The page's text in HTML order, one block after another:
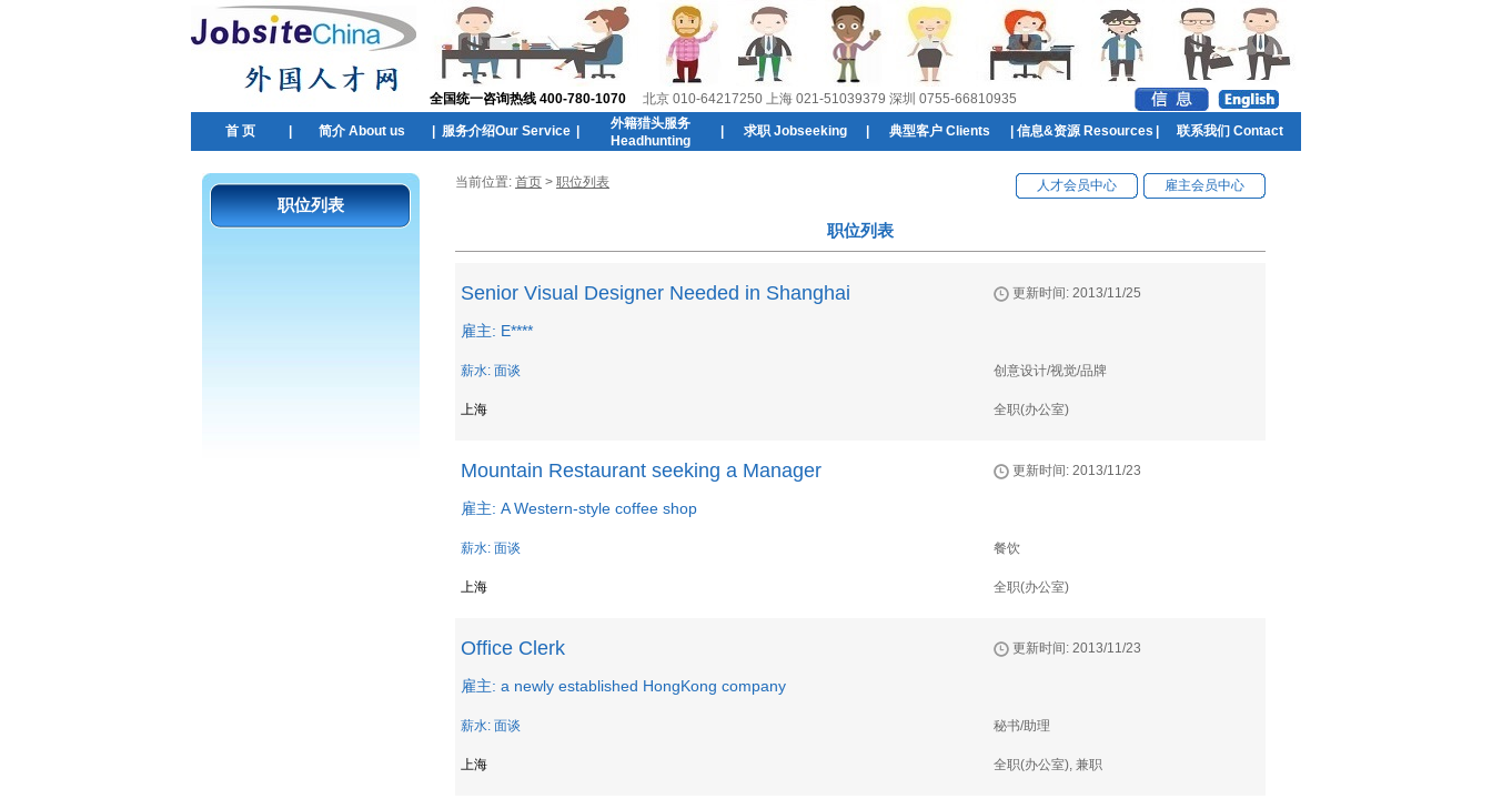
全国统一咨询热线 400-780-1070 北京 010-64217250 上海 021-51039379 深圳 0755-66810935
首 页 简介 About us 服务介绍Our Service
外籍猎头服务
Headhunting
求职 Jobseeking 典型客户 Clients 信息&资源 Resources 联系我们 Contact
职位列表
当前位置: 首页 > 职位列表 人才会员中心 雇主会员中心
职位列表
Senior Visual Designer Needed in Shanghai 更新时间: 2013/11/25
雇主: E****
薪水: 面谈 创意设计/视觉/品牌
上海 全职(办公室)
Mountain Restaurant seeking a Manager 更新时间: 2013/11/23
雇主: A Western-style coffee shop
薪水: 面谈 餐饮
上海 全职(办公室)
Office Clerk 更新时间: 2013/11/23
雇主: a newly established HongKong company
薪水: 面谈 秘书/助理
上海 全职(办公室), 兼职